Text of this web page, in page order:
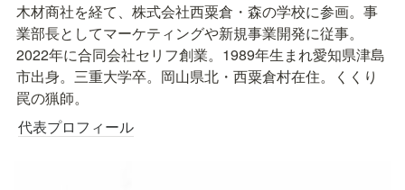
木材商社を経て、株式会社西粟倉・森の学校に参画。事
業部長としてマーケティングや新規事業開発に従事。
2022年に合同会社セリフ創業。1989年生まれ愛知県津島
市出身。三重大学卒。岡山県北・西粟倉村在住。くくり
罠の猟師。
代表プロフィール